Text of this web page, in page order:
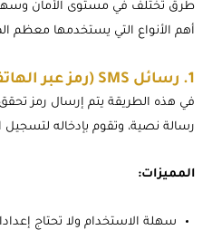
طرق تختلف في مستوى الأمان
أهم الأنواع التي يستخدمها معظم
1. رسائل SMS (رمز عبر الهاتف)
في هذه الطريقة يتم إرسال رمز
رسالة نصية، وتقوم بإدخاله لتسجيل
المميزات:
سهلة الاستخدام ولا تحتاج